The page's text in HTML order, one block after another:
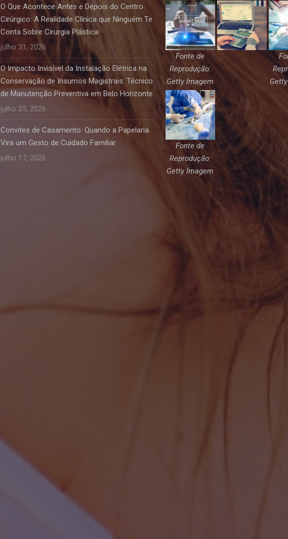
O Que Acontece Antes e Depois do Centro
Cirúrgico: A Realidade Clínica que Ninguém Te
Conta Sobre Cirurgia Plástica
julho 31, 2026
O Impacto Invisível da Instalação Elétrica na
Conservação de Insumos Magistrais: Técnico
de Manutenção Preventiva em Belo Horizonte
julho 25, 2026
Convites de Casamento: Quando a Papelaria
Vira um Gesto de Cuidado Familiar
julho 17, 2026
Fonte de
Reprodução:
Getty Imagem
Fonte de
Reprodução:
Getty Imagem